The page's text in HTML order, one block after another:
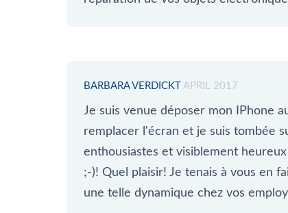
BARBARA VERDICKT APRIL 2017
Je suis venue déposer mon IPhone
remplacer l'écran et je suis tombée
enthousiastes et visiblement
;-)! Quel plaisir! Je tenais à vous en
une telle dynamique chez vos